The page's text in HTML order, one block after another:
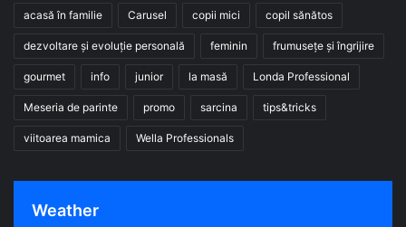
acasă în familie Carusel copii mici copil sănătos
dezvoltare și evoluție personală feminin frumusețe și îngrijire
gourmet info junior la masă Londa Professional
Meseria de parinte promo sarcina tips&tricks
viitoarea mamica Wella Professionals
Weather